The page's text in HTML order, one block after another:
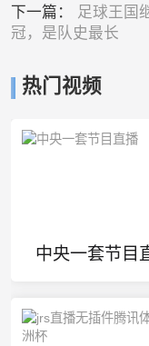
下一篇： 足球王国
冠，是队史最长
热门视频
中央一套节目